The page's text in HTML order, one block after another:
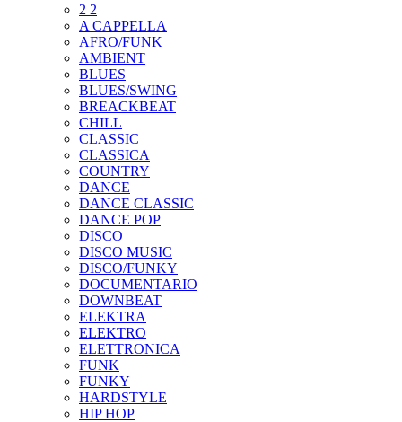
2 2
A CAPPELLA
AFRO/FUNK
AMBIENT
BLUES
BLUES/SWING
BREACKBEAT
CHILL
CLASSIC
CLASSICA
COUNTRY
DANCE
DANCE CLASSIC
DANCE POP
DISCO
DISCO MUSIC
DISCO/FUNKY
DOCUMENTARIO
DOWNBEAT
ELEKTRA
ELEKTRO
ELETTRONICA
FUNK
FUNKY
HARDSTYLE
HIP HOP